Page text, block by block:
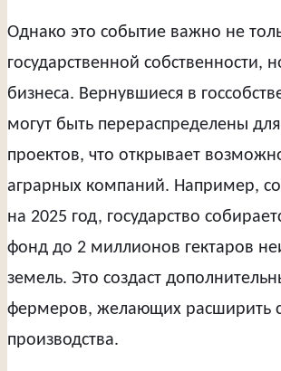
Однако это событие важно не
государственной собственности,
бизнеса. Вернувшиеся в
могут быть перераспределены
проектов, что открывает
аграрных компаний. Например,
на 2025 год, государство
фонд до 2 миллионов гектаров
земель. Это создаст
фермеров, желающих расширить
производства.